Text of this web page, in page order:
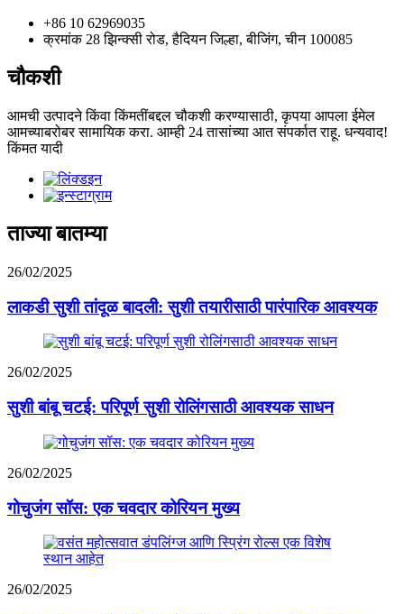
+86 10 62969035
क्रमांक 28 झिन्क्सी रोड, हैदियन जिल्हा, बीजिंग, चीन 100085
चौकशी
आमची उत्पादने किंवा किंमतींबद्दल चौकशी करण्यासाठी, कृपया आपला ईमेल
आमच्याबरोबर सामायिक करा. आम्ही 24 तासांच्या आत संपर्कात राहू. धन्यवाद!
किंमत यादी
ताज्या बातम्या
26/02/2025
लाकडी सुशी तांदूळ बादली: सुशी तयारीसाठी पारंपारिक आवश्यक
26/02/2025
सुशी बांबू चटई: परिपूर्ण सुशी रोलिंगसाठी आवश्यक साधन
26/02/2025
गोचुजंग सॉस: एक चवदार कोरियन मुख्य
26/02/2025